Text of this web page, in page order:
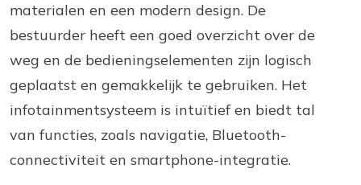
materialen en een modern design. De
bestuurder heeft een goed overzicht over de
weg en de bedieningselementen zijn logisch
geplaatst en gemakkelijk te gebruiken. Het
infotainmentsysteem is intuïtief en biedt tal
van functies, zoals navigatie, Bluetooth-
connectiviteit en smartphone-integratie.